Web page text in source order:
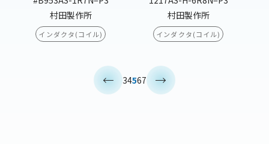
村田製作所
インダクタ(コイル)
村田製作所
インダクタ(コイル)
34567